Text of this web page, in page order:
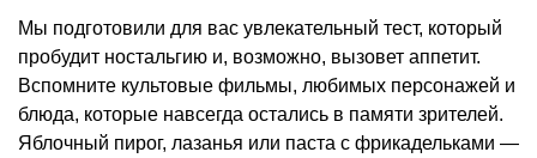
Мы подготовили для вас увлекательный тест, который
пробудит ностальгию и, возможно, вызовет аппетит.
Вспомните культовые фильмы, любимых персонажей и
блюда, которые навсегда остались в памяти зрителей.
Яблочный пирог, лазанья или паста с фрикадельками —